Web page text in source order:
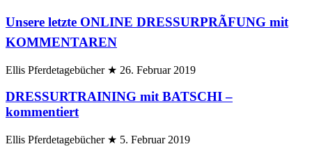
Unsere letzte ONLINE DRESSURPRÃFUNG mit
KOMMENTAREN
Ellis Pferdetagebücher ★ 26. Februar 2019
DRESSURTRAINING mit BATSCHI –
kommentiert
Ellis Pferdetagebücher ★ 5. Februar 2019